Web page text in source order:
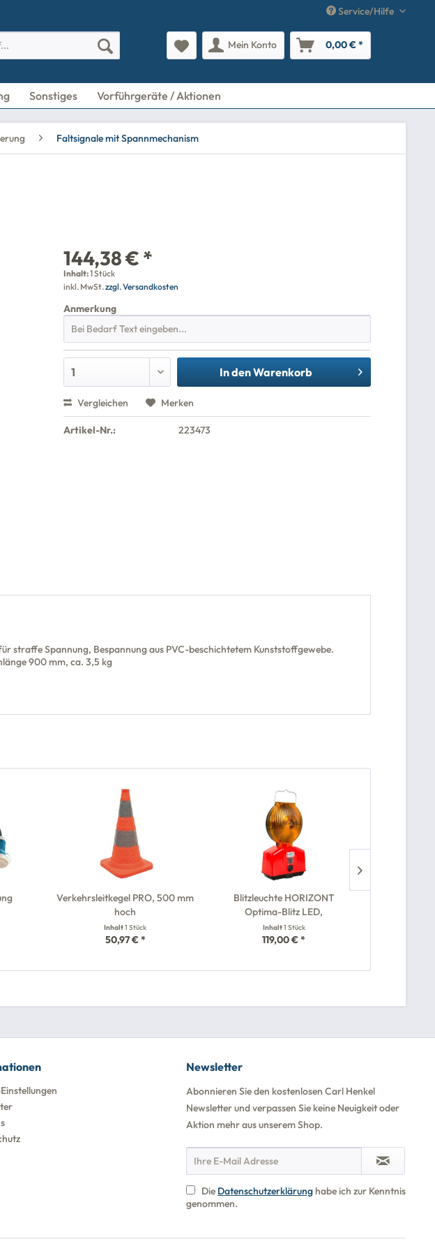
Service/Hilfe
Mein Konto 0,00 € *
Sonstiges Vorführgeräte / Aktionen
Faltsignale mit Spannmechanism
144,38 € *
Inhalt:1 Stück
inkl. MwSt.zzgl. Versandkosten
Anmerkung
In denWarenkorb
Vergleichen Merken
Artikel-Nr.: 223473
straffe Spannung, Bespannung aus PVC-beschichtetem Kunststoffgewebe.
900 mm, ca. 3,5 kg
Verkehrsleitkegel PRO, 500 mm
hoch
Inhalt1 Stück
50,97 € *
Blitzleuchte HORIZONT
Optima-Blitz LED,
Inhalt1 Stück
119,00 € *
Newsletter
Abonnieren Sie den kostenlosen Carl Henkel
Newsletter und verpassen Sie keine Neuigkeit oder
Aktion mehr aus unserem Shop.
Die Datenschutzerklärung habe ich zur Kenntnis
genommen.